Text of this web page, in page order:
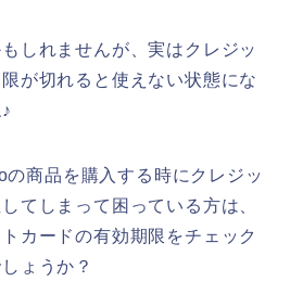
しれませんが、実はクレジッ
が切れると使えない状態にな
商品を購入する時にクレジッ
てしまって困っている方は、
カードの有効期限をチェック
ょうか？